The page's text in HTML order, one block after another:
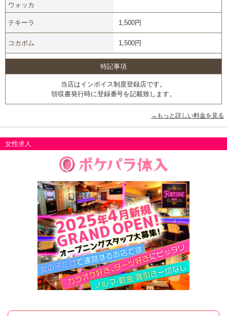
ウォッカ
テキーラ 1,500円
コカボム 1,500円
特記事項
当店はインボイス制度登録店です。
領収書発行時に登録番号を記載致します。
→もっと詳しい料金を見る
女性求人